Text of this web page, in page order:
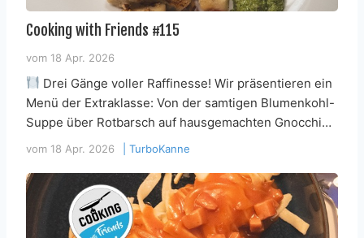
Cooking with Friends #115
vom 18 Apr. 2026
Drei Gänge voller Raffinesse! Wir präsentieren ein
Menü der Extraklasse: Von der samtigen Blumenkohl-
Suppe über Rotbarsch auf hausgemachten Gnocchi…
vom 18 Apr. 2026 TurboKanne